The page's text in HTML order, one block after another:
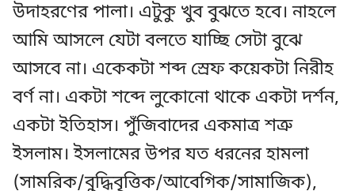
উদাহরণের পালা। এটুকু খুব বুঝতে হবে। নাহলে
আমি আসলে যেটা বলতে যাচ্ছি সেটা বুঝে
আসবে না। একেকটা শব্দ স্রেফ কয়েকটা নিরীহ
বর্ণ না। একটা শব্দে লুকোনো থাকে একটা দর্শন,
একটা ইতিহাস। পুঁজিবাদের একমাত্র শত্রু
ইসলাম। ইসলামের উপর যত ধরনের হামলা
(সামরিক/বুদ্ধিবৃত্তিক/আবেগিক/সামাজিক),